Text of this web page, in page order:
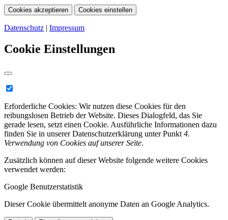
Cookies akzeptieren Cookies einstellen
Datenschutz | Impressum
Cookie Einstellungen
Erforderliche Cookies: Wir nutzen diese Cookies für den
reibungslosen Betrieb der Website. Dieses Dialogfeld, das Sie
gerade lesen, setzt einen Cookie. Ausführliche Informationen dazu
finden Sie in unserer Datenschutzerklärung unter Punkt 4.
Verwendung von Cookies auf unserer Seite.
Zusätzlich können auf dieser Website folgende weitere Cookies
verwendet werden:
Google Benutzerstatistik
Dieser Cookie übermittelt anonyme Daten an Google Analytics.